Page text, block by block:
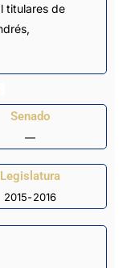
titulares de
Senado
—
Legislatura
2015-2016